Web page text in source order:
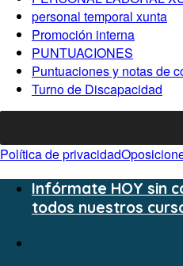
personal temporal xunta
Promoción interna
PUNTUACIONES
Puntuaciones y notas de
Turno de Discapacidad
Política de privacidad
Infórmate HOY sin
todos nuestros